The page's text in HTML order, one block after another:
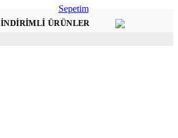
Sepetim
İNDIRIMLI ÜRÜNLER